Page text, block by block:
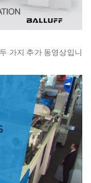
가지 추가 동영상입니